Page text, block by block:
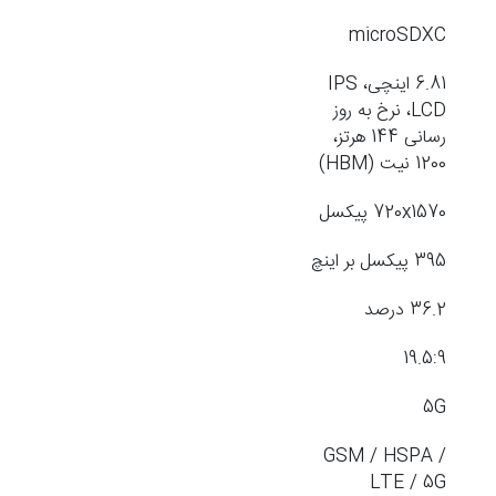
microSDXC
6.81 اینچی، IPS
LCD، نرخ به روز
رسانی 144 هرتز،
1200 نیت (HBM)
720x1570 پیکسل
395 پیکسل بر اینچ
36.2 درصد
19.5:9
5G
GSM / HSPA /
LTE / 5G